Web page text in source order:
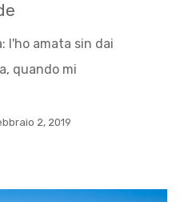
l'ho amata sin dai
quando mi
2, 2019